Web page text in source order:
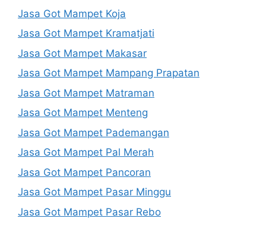
Jasa Got Mampet Koja
Jasa Got Mampet Kramatjati
Jasa Got Mampet Makasar
Jasa Got Mampet Mampang Prapatan
Jasa Got Mampet Matraman
Jasa Got Mampet Menteng
Jasa Got Mampet Pademangan
Jasa Got Mampet Pal Merah
Jasa Got Mampet Pancoran
Jasa Got Mampet Pasar Minggu
Jasa Got Mampet Pasar Rebo